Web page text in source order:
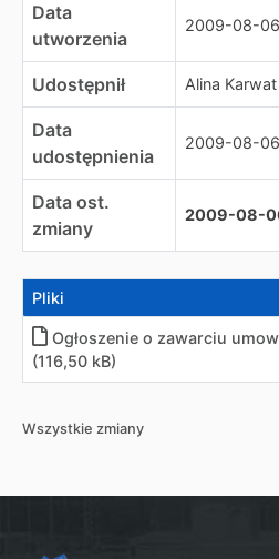
Data
utworzenia
2009-08-06
Udostępnił Alina Karwat
Data
udostępnienia
2009-08-
Data ost.
zmiany
2009-08-
Pliki
Ogłoszenie o zawarciu
(116,50 kB)
Wszystkie zmiany